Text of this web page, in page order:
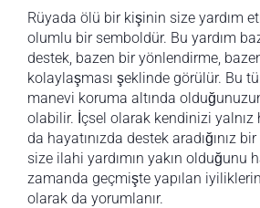
Rüyada ölü bir kişinin size yardım
olumlu bir semboldür. Bu yardım
destek, bazen bir yönlendirme,
kolaylaşması şeklinde görülür. Bu
manevi koruma altında
olabilir. İçsel olarak kendinizi
da hayatınızda destek aradığınız
size ilahi yardımın yakın olduğunu
zamanda geçmişte yapılan iyiliklerin
olarak da yorumlanır.